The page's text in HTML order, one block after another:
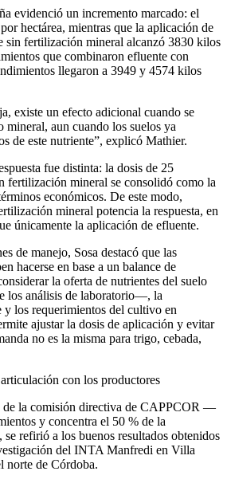
evidenció un incremento marcado: el
hectárea, mientras que la aplicación de
sin fertilización mineral alcanzó 3830 kilos
que combinaron efluente con
llegaron a 3949 y 4574 kilos
existe un efecto adicional cuando se
mineral, aun cuando los suelos ya
de este nutriente”, explicó Mathier.
fue distinta: la dosis de 25
fertilización mineral se consolidó como la
económicos. De este modo,
mineral potencia la respuesta, en
únicamente la aplicación de efluente.
de manejo, Sosa destacó que las
hacerse en base a un balance de
la oferta de nutrientes del suelo
los análisis de laboratorio—, la
los requerimientos del cultivo en
ajustar la dosis de aplicación y evitar
no es la misma para trigo, cebada,
con los productores
de la comisión directiva de CAPPCOR —
y concentra el 50 % de la
refirió a los buenos resultados obtenidos
del INTA Manfredi en Villa
norte de Córdoba.